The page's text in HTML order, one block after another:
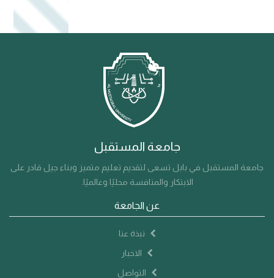
جامعة المستقبل
جامعة المستقبل في بابل تسعى لتقديم تعليم متميز وبناء جيل قادر على
الابتكار والمنافسة محليًا وعالميًا.
عن الجامعة
نبذة عنا
الاخبار
التواصل